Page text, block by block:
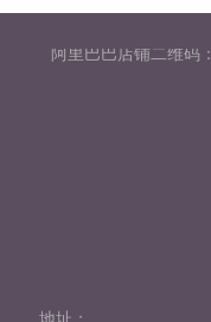
阿里巴巴店铺二维码：